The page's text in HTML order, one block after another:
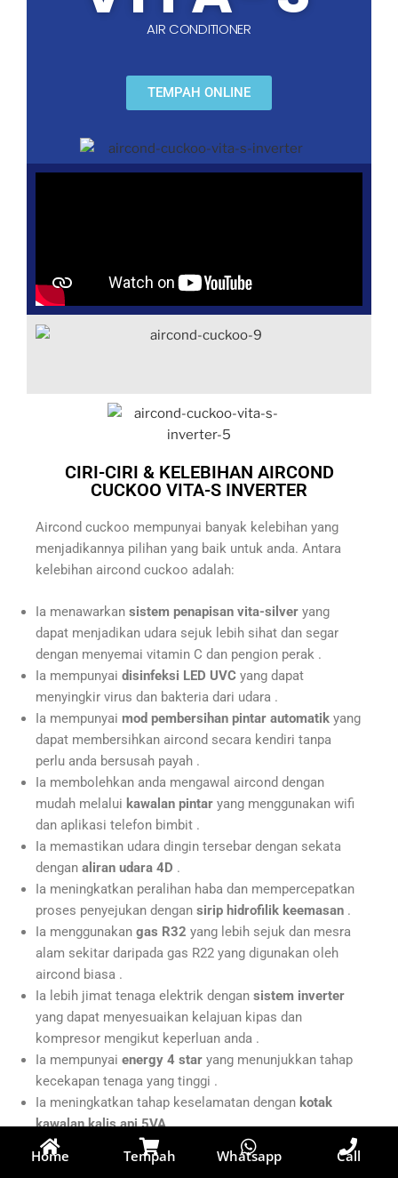
AIR CONDITIONER
TEMPAH ONLINE
CIRI-CIRI & KELEBIHAN AIRCOND
CUCKOO VITA-S INVERTER
Aircond cuckoo mempunyai banyak kelebihan yang
menjadikannya pilihan yang baik untuk anda. Antara
kelebihan aircond cuckoo adalah:
Ia menawarkan sistem penapisan vita-silver yang
dapat menjadikan udara sejuk lebih sihat dan segar
dengan menyemai vitamin C dan pengion perak .
Ia mempunyai disinfeksi LED UVC yang dapat
menyingkir virus dan bakteria dari udara .
Ia mempunyai mod pembersihan pintar automatik yang
dapat membersihkan aircond secara kendiri tanpa
perlu anda bersusah payah .
Ia membolehkan anda mengawal aircond dengan
mudah melalui kawalan pintar yang menggunakan wifi
dan aplikasi telefon bimbit .
Ia memastikan udara dingin tersebar dengan sekata
dengan aliran udara 4D .
Ia meningkatkan peralihan haba dan mempercepatkan
proses penyejukan dengan sirip hidrofilik keemasan .
Ia menggunakan gas R32 yang lebih sejuk dan mesra
alam sekitar daripada gas R22 yang digunakan oleh
aircond biasa .
Ia lebih jimat tenaga elektrik dengan sistem inverter
yang dapat menyesuaikan kelajuan kipas dan
kompresor mengikut keperluan anda .
Ia mempunyai energy 4 star yang menunjukkan tahap
kecekapan tenaga yang tinggi .
Ia meningkatkan tahap keselamatan dengan kotak
kawalan kalis api 5VA.
Ia melindungi aircond daripada kerosakan dengan
kabinet anti karat.
Home Tempah Whatsapp Call